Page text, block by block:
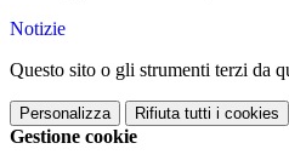
Notizie
Questo sito o gli strumenti terzi da
Personalizza Rifiuta tutti i cookies
Gestione cookie